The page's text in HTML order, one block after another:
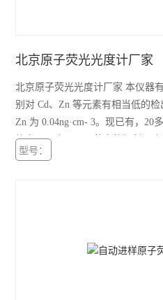
北京原子荧光光度计厂家
北京原子荧光光度计厂家 本仪器有较低的检出限，灵敏度高。特
别对 Cd、Zn 等元素有相当低的检
Zn 为 0.04ng·cm- 3。现已有，20
检出限。由于原子荧光的辐射强
高强度光源可进一步降低其检出限
型号：